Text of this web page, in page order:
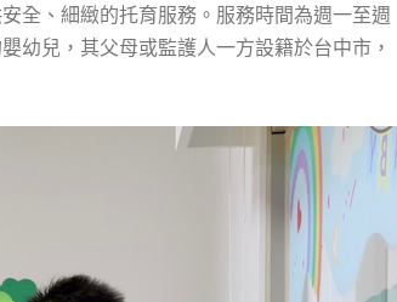
全、細緻的托育服務。服務時間為週一至週
幼兒，其父母或監護人一方設籍於台中市，